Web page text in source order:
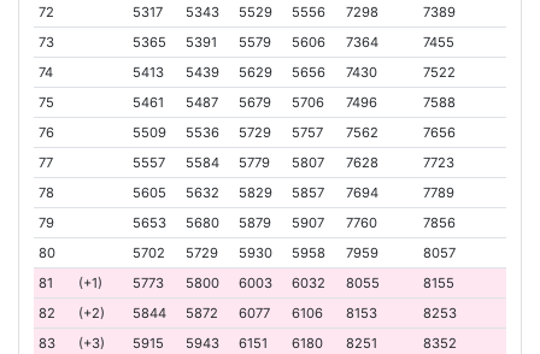
72
5317 5343 5529 5556 7298
7389
73
5365 5391 5579 5606 7364
7455
74
5413 5439 5629 5656 7430
7522
75
5461 5487 5679 5706 7496
7588
76
5509 5536 5729 5757 7562
7656
77
5557 5584 5779 5807 7628
7723
78
5605 5632 5829 5857 7694
7789
79
5653 5680 5879 5907 7760
7856
80
5702 5729 5930 5958 7959
8057
81
(+1) 5773 5800 6003 6032 8055
8155
82
(+2) 5844 5872 6077 6106 8153
8253
83
(+3) 5915 5943 6151 6180 8251
8352